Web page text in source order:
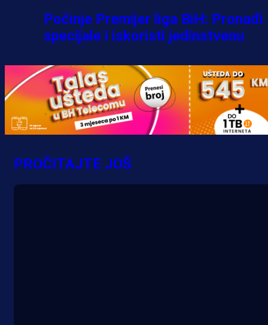
Počinje Premijer liga BiH: Pronađi
specijale i iskoristi jedinstvenu
ponudu
1 h 33 min
A Selekcija
Šta je Barbarez htio poručiti?
Njegova objava dolazi u veoma
zanimljivom trenutku!
PROČITAJTE JOŠ